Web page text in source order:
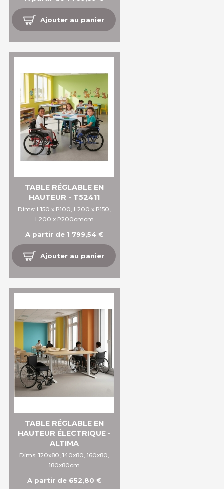
Ajouter au panier
TABLE RÉGLABLE EN
HAUTEUR - T52411
Dims: L150 x P100, L200 x P150,
L200 x P200cmcm
A partir de 1 799,54 €
Ajouter au panier
TABLE RÉGLABLE EN
HAUTEUR ÉLECTRIQUE -
ALTIMA
Dims: 120x80, 140x80, 160x80,
180x80cm
A partir de 652,80 €